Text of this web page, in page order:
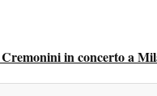
in concerto a